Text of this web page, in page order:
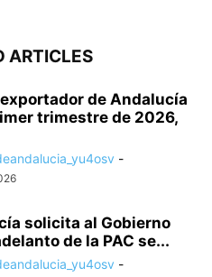
ARTICLES
de Andalucía
trimestre de 2026,
-
solicita al Gobierno
de la PAC se...
-